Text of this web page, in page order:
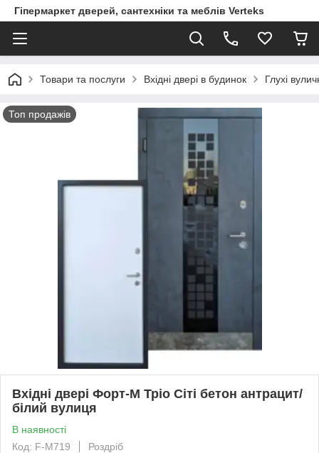
Гіпермаркет дверей, сантехніки та меблів Verteks
Товари та послуги Вхідні двері в будинок Глухі
Топ продажів
Вхідні двері Форт-М Тріо Сіті бетон антрацит/
білий вулиця
В наявності
Код: F-M719
Роздріб